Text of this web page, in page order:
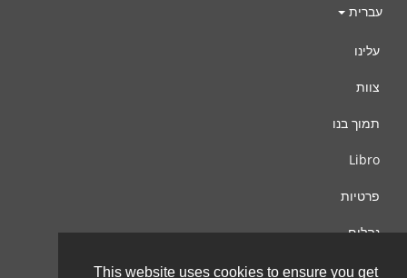
This website uses cookies to ensure you get
עברית
עלינו
צוות
תמוך בנו
Libro
פרטיות
נהלים
צור קשר